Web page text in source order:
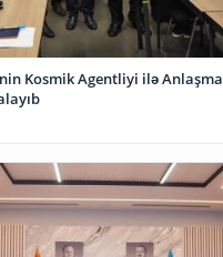
Kosmik Agentliyi ilə Anlaşma